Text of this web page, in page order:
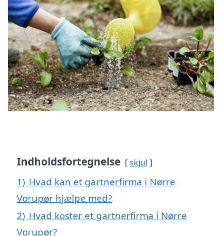
Indholdsfortegnelse skjul
1) Hvad kan et gartnerfirma i Nørre
Vorupør hjælpe med?
2) Hvad koster et gartnerfirma i Nørre
Vorupør?